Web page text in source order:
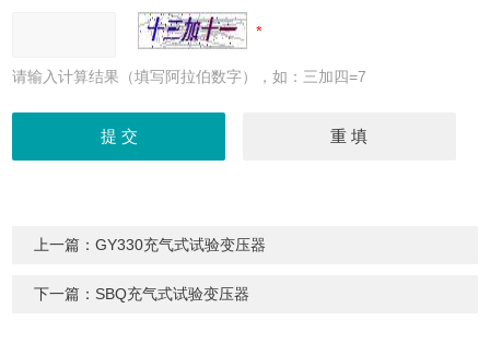
请输入计算结果（填写阿拉伯数字），如：三加四=7
上一篇：GY330充气式试验变压器
下一篇： SBQ充气式试验变压器